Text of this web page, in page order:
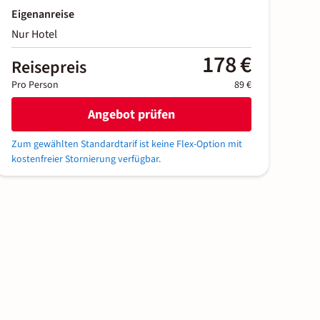
Eigenanreise
Nur Hotel
Reisepreis 178 €
Pro Person 89 €
Angebot prüfen
Zum gewählten Standardtarif ist keine Flex-Option mit
kostenfreier Stornierung verfügbar.